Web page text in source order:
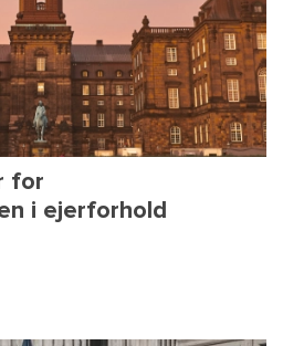
for
i ejerforhold
LUKKER FOR